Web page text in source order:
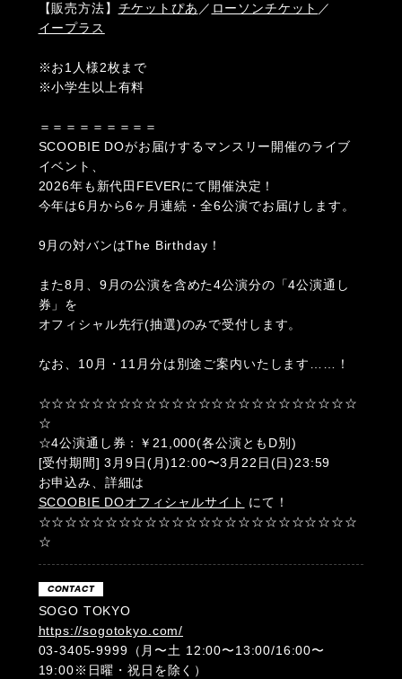
【販売方法】 チケットぴあ ／ ローソンチケット ／
イープラス
※お1人様2枚まで
※小学生以上有料
＝＝＝＝＝＝＝＝＝
SCOOBIE DOがお届けするマンスリー開催のライブ
イベント、
2026年も新代田FEVERにて開催決定！
今年は6月から6ヶ月連続・全6公演でお届けします。
9月の対バンはThe Birthday！
また8月、9月の公演を含めた4公演分の「4公演通し
券」を
オフィシャル先行(抽選)のみで受付します。
なお、10月・11月分は別途ご案内いたします……！
☆☆☆☆☆☆☆☆☆☆☆☆☆☆☆☆☆☆☆☆☆☆☆☆
☆
☆4公演通し券：￥21,000(各公演ともD別)
[受付期間] 3月9日(月)12:00〜3月22日(日)23:59
お申込み、詳細は
SCOOBIE DOオフィシャルサイト にて！
☆☆☆☆☆☆☆☆☆☆☆☆☆☆☆☆☆☆☆☆☆☆☆☆
☆
CONTACT
SOGO TOKYO
https://sogotokyo.com/
03-3405-9999（月〜土 12:00〜13:00/16:00〜
19:00※日曜・祝日を除く）